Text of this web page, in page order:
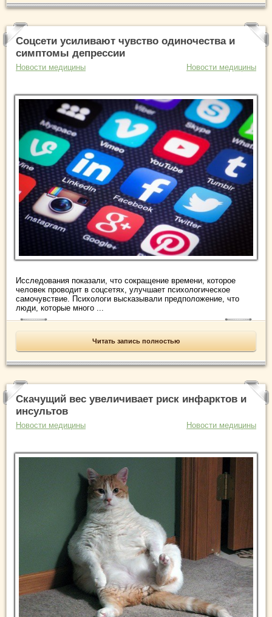
Соцсети усиливают чувство одиночества и
симптомы депрессии
Новости медицины Новости медицины
Исследования показали, что сокращение времени, которое
человек проводит в соцсетях, улучшает психологическое
самочувствие. Психологи высказывали предположение, что
люди, которые много ...
Читать запись полностью
Скачущий вес увеличивает риск инфарктов и
инсультов
Новости медицины Новости медицины